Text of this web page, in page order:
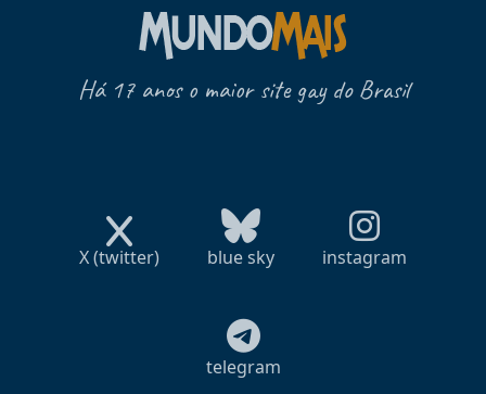
Há 17 anos o maior site gay do Brasil
X (twitter) blue sky instagram
telegram